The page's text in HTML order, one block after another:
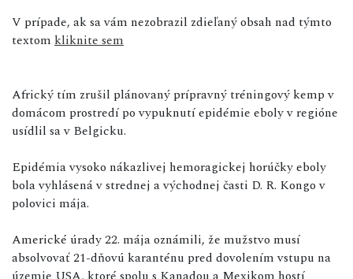
V prípade, ak sa vám nezobrazil zdieľaný obsah nad týmto
textom kliknite sem
Africký tím zrušil plánovaný prípravný tréningový kemp v
domácom prostredí po vypuknutí epidémie eboly v regióne
usídlil sa v Belgicku.
Epidémia vysoko nákazlivej hemoragickej horúčky eboly
bola vyhlásená v strednej a východnej časti D. R. Kongo v
polovici mája.
Americké úrady 22. mája oznámili, že mužstvo musí
absolvovať 21-dňovú karanténu pred dovolením vstupu na